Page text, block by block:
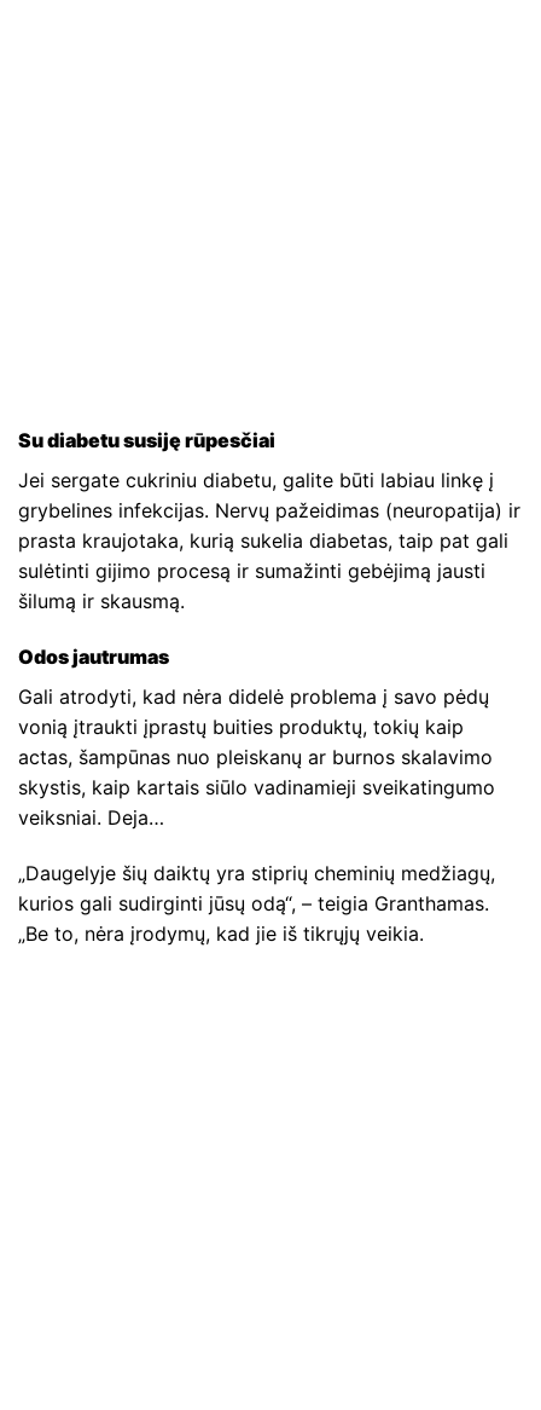
Su diabetu susiję rūpesčiai
Jei sergate cukriniu diabetu, galite būti labiau linkę į
grybelines infekcijas. Nervų pažeidimas (neuropatija) ir
prasta kraujotaka, kurią sukelia diabetas, taip pat gali
sulėtinti gijimo procesą ir sumažinti gebėjimą jausti
šilumą ir skausmą.
Odos jautrumas
Gali atrodyti, kad nėra didelė problema į savo pėdų
vonią įtraukti įprastų buities produktų, tokių kaip
actas, šampūnas nuo pleiskanų ar burnos skalavimo
skystis, kaip kartais siūlo vadinamieji sveikatingumo
veiksniai. Deja…
„Daugelyje šių daiktų yra stiprių cheminių medžiagų,
kurios gali sudirginti jūsų odą“, – teigia Granthamas.
„Be to, nėra įrodymų, kad jie iš tikrųjų veikia.